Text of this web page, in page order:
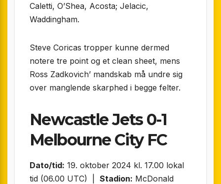
Caletti, O’Shea, Acosta; Jelacic,
Waddingham.
Steve Coricas tropper kunne dermed
notere tre point og et clean sheet, mens
Ross Zadkovich’ mandskab må undre sig
over manglende skarphed i begge felter.
Newcastle Jets 0-1
Melbourne City FC
Dato/tid: 19. oktober 2024 kl. 17.00 lokal
tid (06.00 UTC) | Stadion: McDonald